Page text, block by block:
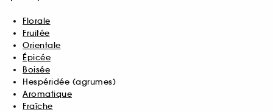
Florale
Fruitée
Orientale
Épicée
Boisée
Hespéridée (agrumes)
Aromatique
Fraîche